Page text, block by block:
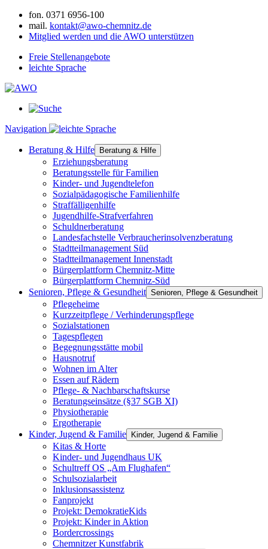
fon. 0371 6956-100
mail. kontakt@awo-chemnitz.de
Mitglied werden und die AWO unterstützen
Freie Stellenangebote
leichte Sprache
Navigation
Beratung & Hilfe Beratung & Hilfe
Erziehungsberatung
Beratungsstelle für Familien
Kinder- und Jugendtelefon
Sozialpädagogische Familienhilfe
Straffälligenhilfe
Jugendhilfe-Strafverfahren
Schuldnerberatung
Landesfachstelle Verbraucherinsolvenzberatung
Stadtteilmanagement Süd
Stadtteilmanagement Innenstadt
Bürgerplattform Chemnitz-Mitte
Bürgerplattform Chemnitz-Süd
Senioren, Pflege & Gesundheit Senioren, Pflege & Gesundheit
Pflegeheime
Kurzzeitpflege / Verhinderungspflege
Sozialstationen
Tagespflegen
Begegnungsstätte mobil
Hausnotruf
Wohnen im Alter
Essen auf Rädern
Pflege- & Nachbarschaftskurse
Beratungseinsätze (§37 SGB XI)
Physiotherapie
Ergotherapie
Kinder, Jugend & Familie
Kinder, Jugend & Familie
Kitas & Horte
Kinder- und Jugendhaus UK
Schultreff OS „Am Flughafen“
Schulsozialarbeit
Inklusionsassistenz
Fanprojekt
Projekt: DemokratieKids
Projekt: Kinder in Aktion
Bordercrossings
Chemnitzer Kunstfabrik